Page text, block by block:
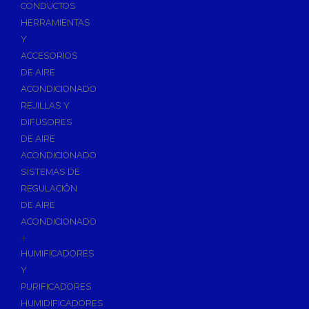
Accesorios de Calefacción
Vasos de Expansión
Termometros
Otros accesorios de calefacción
Accesorios de Radiadores
Tapones, purgadores y accesorios para radiador
Soportes para Radiadores
Acumuladores e Interacumuladores
Bombas Circuladoras / Grupos de Bombeo
Bombas de Calefacción
Bombas Simples para ACS
Calderas
Grupos Térmicos de Gasóleo
CONDUCTOS
HERRAMIENTAS
Y
ACCESORIOS
DE AIRE
ACONDICIONADO
REJILLAS Y
DIFUSORES
DE AIRE
ACONDICIONADO
SISTEMAS DE
REGULACIÓN
DE AIRE
ACONDICIONADO
+
HUMIFICADORES
Y
PURIFICADORES
HUMIDIFICADORES